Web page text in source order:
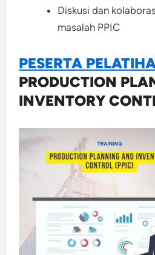
Diskusi dan
masalah PPIC
PESERTA
PRODUCTION
INVENTORY